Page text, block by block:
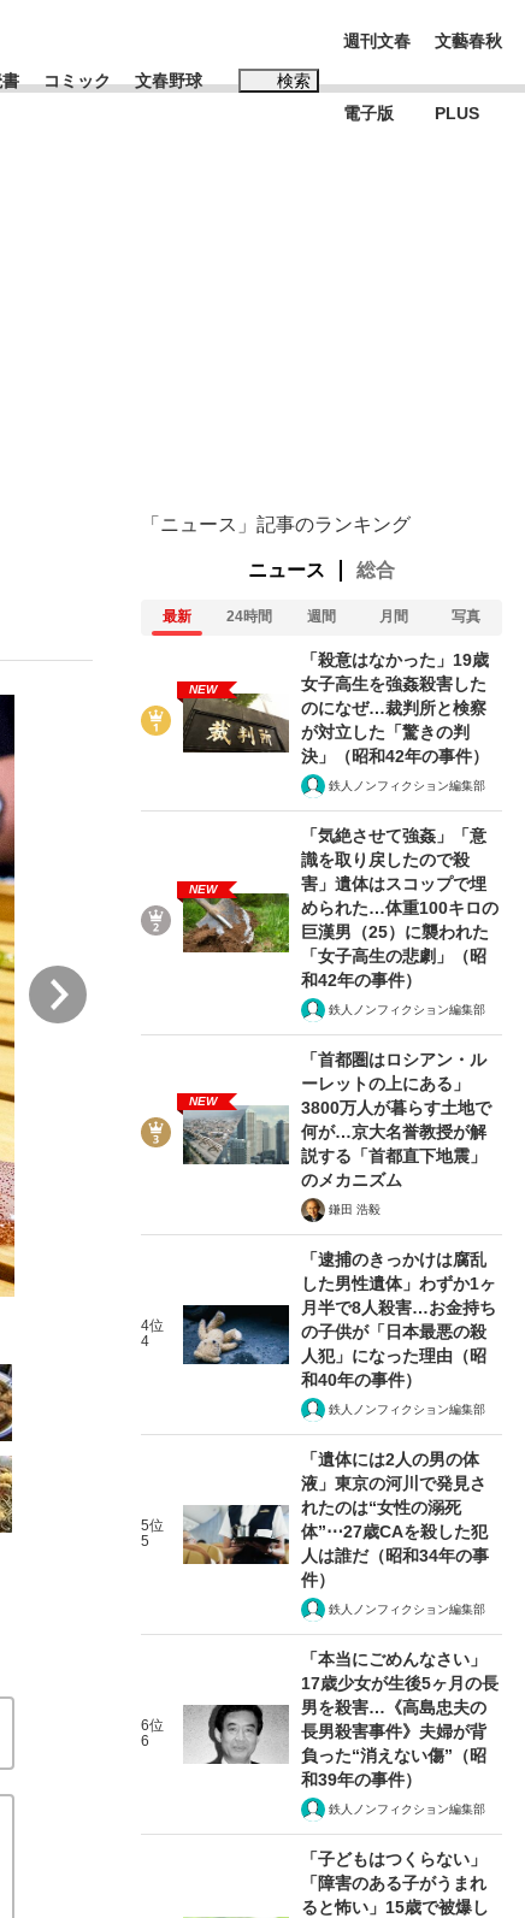
悲しい」『北の国から』倉本聰氏（91...
資産運用のすべて
コミック 文春野球 検索
週刊文春
電子版
文藝春秋
PLUS
「ニュース」記事のランキング
ニュース 総合
最新 24時間 週間 月間 写真
NEW
「殺意はなかった」19歳
女子高生を強姦殺害した
のになぜ…裁判所と検察
が対立した「驚きの判
決」（昭和42年の事件）
鉄人ノンフィクション編集部
NEW
「気絶させて強姦」「意
識を取り戻したので殺
害」遺体はスコップで埋
められた…体重100キロの
巨漢男（25）に襲われた
「女子高生の悲劇」（昭
和42年の事件）
鉄人ノンフィクション編集部
NEW
「首都圏はロシアン・ル
ーレットの上にある」
3800万人が暮らす土地で
何が…京大名誉教授が解
説する「首都直下地震」
のメカニズム
鎌田 浩毅
4位
4
「逮捕のきっかけは腐乱
した男性遺体」わずか1ヶ
月半で8人殺害…お金持ち
の子供が「日本最悪の殺
人犯」になった理由（昭
和40年の事件）
鉄人ノンフィクション編集部
5位
5
「遺体には2人の男の体
液」東京の河川で発見さ
れたのは“女性の溺死
体”⋯27歳CAを殺した犯
人は誰だ（昭和34年の事
件）
鉄人ノンフィクション編集部
6位
6
「本当にごめんなさい」
17歳少女が生後5ヶ月の長
男を殺害…《高島忠夫の
長男殺害事件》夫婦が背
負った“消えない傷”（昭
和39年の事件）
鉄人ノンフィクション編集部
「子どもはつくらない」
「障害のある子がうまれ
ると怖い」15歳で被爆し